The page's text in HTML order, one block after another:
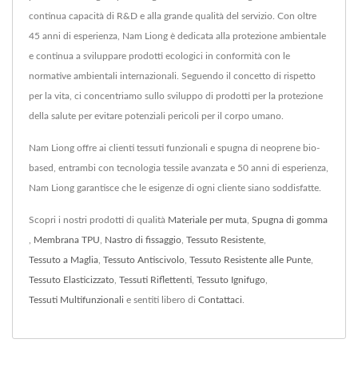
continua capacità di R&D e alla grande qualità del servizio. Con oltre
45 anni di esperienza, Nam Liong è dedicata alla protezione ambientale
e continua a sviluppare prodotti ecologici in conformità con le
normative ambientali internazionali. Seguendo il concetto di rispetto
per la vita, ci concentriamo sullo sviluppo di prodotti per la protezione
della salute per evitare potenziali pericoli per il corpo umano.
Nam Liong offre ai clienti tessuti funzionali e spugna di neoprene bio-
based, entrambi con tecnologia tessile avanzata e 50 anni di esperienza,
Nam Liong garantisce che le esigenze di ogni cliente siano soddisfatte.
Scopri i nostri prodotti di qualità Materiale per muta Spugna di gomma
Membrana TPU Nastro di fissaggio Tessuto Resistente
Tessuto a Maglia Tessuto Antiscivolo Tessuto Resistente alle Punte
Tessuto Elasticizzato Tessuti Riflettenti Tessuto Ignifugo
Tessuti Multifunzionali e sentiti libero di Contattaci